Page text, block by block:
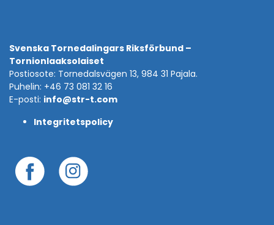
Svenska Tornedalingars Riksförbund –
Tornionlaaksolaiset
Postiosote: Tornedalsvägen 13, 984 31 Pajala.
Puhelin: +46 73 081 32 16
E-posti: info@str-t.com
Integritetspolicy